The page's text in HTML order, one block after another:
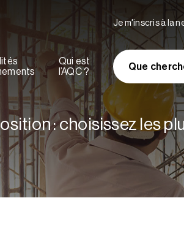
Qui est
l’AQC ?
Je m'inscris à la
Que
: choisissez les